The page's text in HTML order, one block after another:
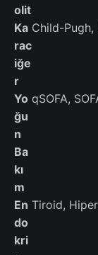
olit
Ka
rac
iğe
r
Child-Pugh,
Yo
ğu
n
Ba
kı
m
qSOFA,
En
do
kri
Tiroid,